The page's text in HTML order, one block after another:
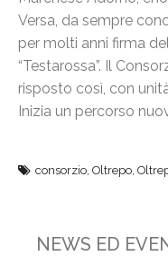
Versa, da sempre
per molti anni firma
“Testarossa”. Il
risposto così, con
Inizia un percorso
consorzio, Oltrepo,
NEWS ED